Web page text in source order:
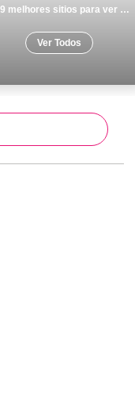
Os 9 melhores sitios para ver e visitar em Funchal
Ver Todos